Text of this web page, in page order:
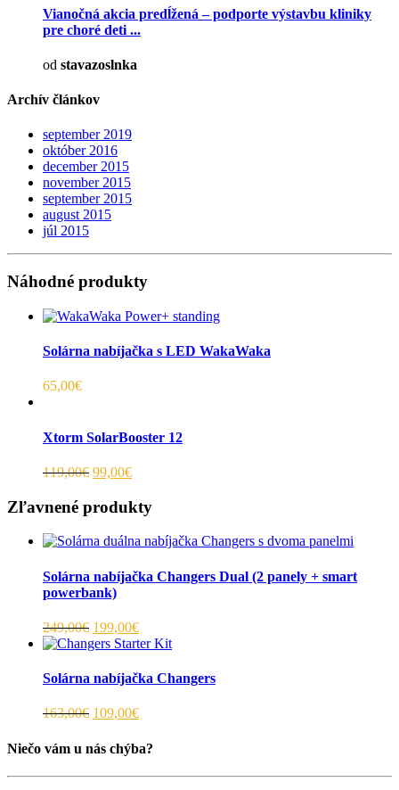
Vianočná akcia predĺžená – podporte výstavbu kliniky
pre choré deti ...
od stavazoslnka
Archív článkov
september 2019
október 2016
december 2015
november 2015
september 2015
august 2015
júl 2015
Náhodné produkty
Solárna nabíjačka s LED WakaWaka
65,00€
Xtorm SolarBooster 12
119,00€ 99,00€
Zľavnené produkty
Solárna nabíjačka Changers Dual (2 panely + smart
powerbank)
249,00€ 199,00€
Solárna nabíjačka Changers
163,00€ 109,00€
Niečo vám u nás chýba?